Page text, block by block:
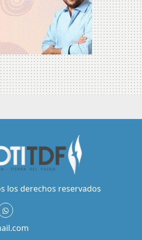
los derechos reservados